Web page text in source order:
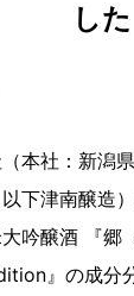
した
本社：新潟
下津南醸造
吟醸酒 『
』の成分